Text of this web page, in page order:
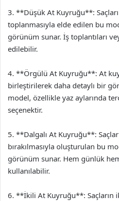
3. **Düşük At Kuyruğu**:
toplanmasıyla elde edilen bu
görünüm sunar. İş toplantıları
edilebilir.
4. **Örgülü At Kuyruğu**: At
birleştirilerek daha detaylı bir
model, özellikle yaz aylarında
seçenektir.
5. **Dalgalı At Kuyruğu**:
bırakılmasıyla oluşturulan bu
görünüm sunar. Hem günlük
kullanılabilir.
6. **İkili At Kuyruğu**: Saçların